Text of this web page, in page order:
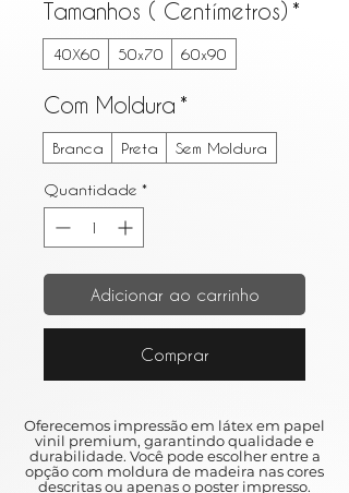
Tamanhos ( Centímetros) *
40X60 50x70 60x90
Com Moldura *
Branca Preta Sem Moldura
Quantidade *
Adicionar ao carrinho
Comprar
Oferecemos impressão em látex em papel
vinil premium, garantindo qualidade e
durabilidade. Você pode escolher entre a
opção com moldura de madeira nas cores
descritas ou apenas o poster impresso.